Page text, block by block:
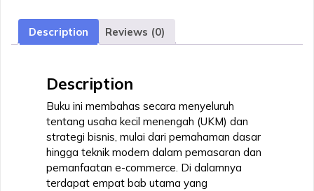
quantity
Description Reviews (0)
Description
Buku ini membahas secara menyeluruh
tentang usaha kecil menengah (UKM) dan
strategi bisnis, mulai dari pemahaman dasar
hingga teknik modern dalam pemasaran dan
pemanfaatan e-commerce. Di dalamnya
terdapat empat bab utama yang